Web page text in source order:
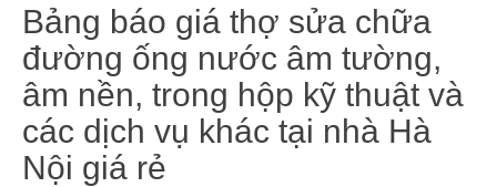
Bảng báo giá thợ sửa chữa
đường ống nước âm tường,
âm nền, trong hộp kỹ thuật và
các dịch vụ khác tại nhà Hà
Nội giá rẻ